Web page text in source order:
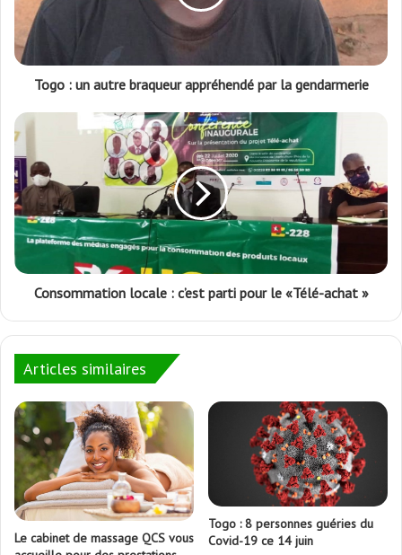
Togo : un autre braqueur appréhendé par la gendarmerie
Consommation locale : c’est parti pour le «Télé-achat »
Articles similaires
Le cabinet de massage QCS vous
Togo : 8 personnes guéries du
Covid-19 ce 14 juin